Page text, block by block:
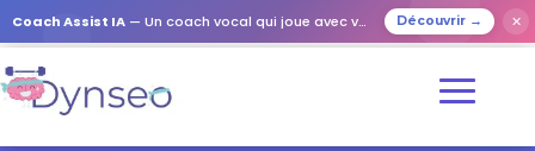
Coach Assist IA — Un coach vocal qui joue avec vos proches Découvrir → ✕